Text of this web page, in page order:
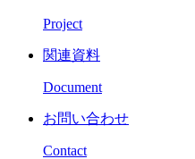
Project
関連資料
Document
お問い合わせ
Contact